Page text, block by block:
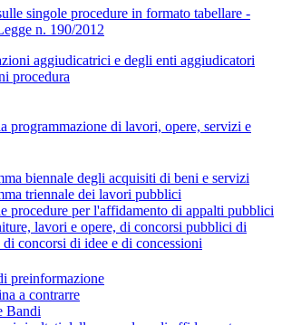
singole procedure in formato tabellare -
n. 190/2012
aggiudicatrici e degli enti aggiudicatori
procedura
programmazione di lavori, opere, servizi e
biennale degli acquisiti di beni e servizi
triennale dei lavori pubblici
procedure per l'affidamento di appalti pubblici
lavori e opere, di concorsi pubblici di
concorsi di idee e di concessioni
preinformazione
a contrarre
Bandi